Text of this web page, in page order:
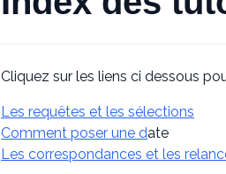
Cliquez sur les liens ci dessous
Les requêtes et les sélections
Comment poser une date
Les correspondances et les